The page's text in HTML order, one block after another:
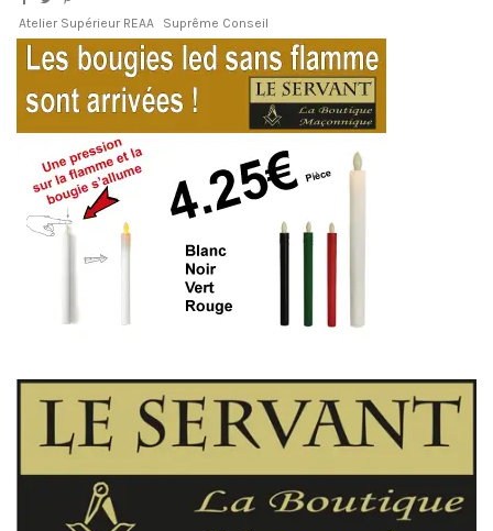
Atelier Supérieur REAA Suprême Conseil